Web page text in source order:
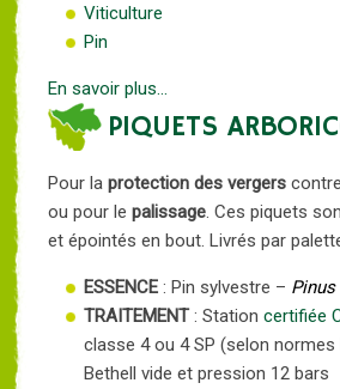
Viticulture
Pin
En savoir plus...
PIQUETS
Pour la protection des vergers
ou pour le palissage. Ces piquets
et épointés en bout. Livrés par
ESSENCE : Pin sylvestre –
TRAITEMENT: Station certifiée
classe 4 ou 4 SP (selon normes
Bethell vide et pression 12 bars